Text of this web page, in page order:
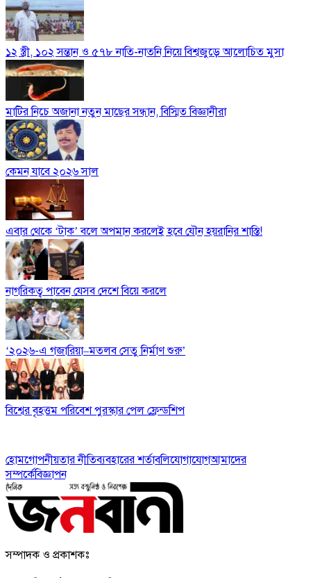
১২ স্ত্রী, ১০২ সন্তান ও ৫৭৮ নাতি-নাতনি নিয়ে বিশ্বজুড়ে আলোচিত মুসা
মাটির নিচে অজানা নতুন মাছের সন্ধান, বিস্মিত বিজ্ঞানীরা
কেমন যাবে ২০২৬ সাল
এবার থেকে ‘টাক’ বলে অপমান করলেই হবে যৌন হয়রানির শাস্তি!
নাগরিকত্ব পাবেন যেসব দেশে বিয়ে করলে
‘২০২৬-এ গজারিয়া–মতলব সেতু নির্মাণ শুরু’
বিশ্বের বৃহত্তম পরিবেশ পুরস্কার পেল ফ্রেন্ডশিপ
হোমগোপনীয়তার নীতিব্যবহারের শর্তাবলিযোগাযোগআমাদের
সম্পর্কেবিজ্ঞাপন
সম্পাদক ও প্রকাশকঃ